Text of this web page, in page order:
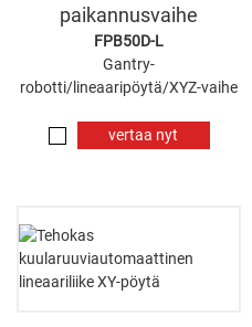
paikannusvaihe
FPB50D-L
Gantry-
robotti/lineaaripöytä/XYZ-vaihe
vertaa nyt